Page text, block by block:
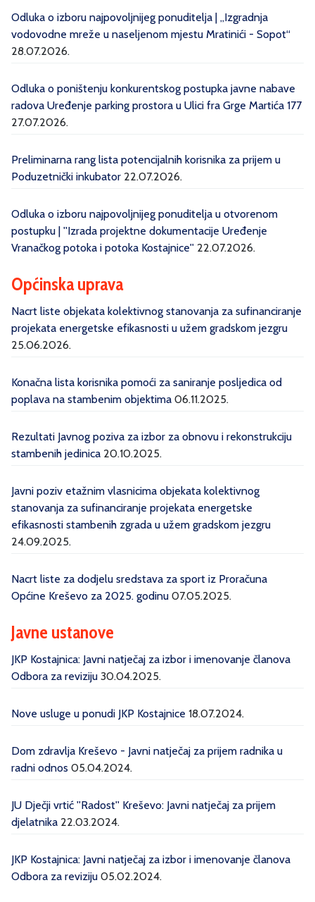
Odluka o izboru najpovoljnijeg ponuditelja | „Izgradnja
vodovodne mreže u naseljenom mjestu Mratinići - Sopot“
28.07.2026.
Odluka o poništenju konkurentskog postupka javne nabave
radova Uređenje parking prostora u Ulici fra Grge Martića 177
27.07.2026.
Preliminarna rang lista potencijalnih korisnika za prijem u
Poduzetnički inkubator 22.07.2026.
Odluka o izboru najpovoljnijeg ponuditelja u otvorenom
postupku | ''Izrada projektne dokumentacije Uređenje
Vranačkog potoka i potoka Kostajnice'' 22.07.2026.
Općinska uprava
Nacrt liste objekata kolektivnog stanovanja za sufinanciranje
projekata energetske efikasnosti u užem gradskom jezgru
25.06.2026.
Konačna lista korisnika pomoći za saniranje posljedica od
poplava na stambenim objektima 06.11.2025.
Rezultati Javnog poziva za izbor za obnovu i rekonstrukciju
stambenih jedinica 20.10.2025.
Javni poziv etažnim vlasnicima objekata kolektivnog
stanovanja za sufinanciranje projekata energetske
efikasnosti stambenih zgrada u užem gradskom jezgru
24.09.2025.
Nacrt liste za dodjelu sredstava za sport iz Proračuna
Općine Kreševo za 2025. godinu 07.05.2025.
Javne ustanove
JKP Kostajnica: Javni natječaj za izbor i imenovanje članova
Odbora za reviziju 30.04.2025.
Nove usluge u ponudi JKP Kostajnice 18.07.2024.
Dom zdravlja Kreševo - Javni natječaj za prijem radnika u
radni odnos 05.04.2024.
JU Dječji vrtić ''Radost'' Kreševo: Javni natječaj za prijem
djelatnika 22.03.2024.
JKP Kostajnica: Javni natječaj za izbor i imenovanje članova
Odbora za reviziju 05.02.2024.